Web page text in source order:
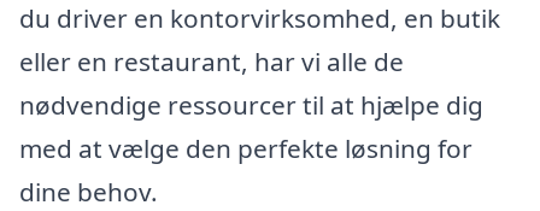
du driver en kontorvirksomhed, en butik
eller en restaurant, har vi alle de
nødvendige ressourcer til at hjælpe dig
med at vælge den perfekte løsning for
dine behov.